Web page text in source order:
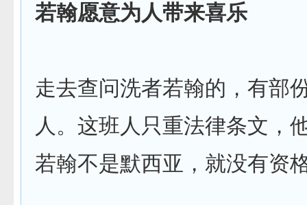
若翰愿意为人带来喜乐
走去查问洗者若翰的，有部
人。这班人只重法律条文，
若翰不是默西亚，就没有资